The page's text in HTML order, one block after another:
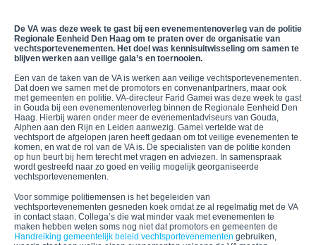
De VA was deze week te gast bij een evenementenoverleg van de politie
Regionale Eenheid Den Haag om te praten over de organisatie van
vechtsportevenementen. Het doel was kennisuitwisseling om samen te
blijven werken aan veilige gala’s en toernooien.
Een van de taken van de VA is werken aan veilige vechtsportevenementen.
Dat doen we samen met de promotors en convenantpartners, maar ook
met gemeenten en politie. VA-directeur Farid Gamei was deze week te gast
in Gouda bij een evenementenoverleg binnen de Regionale Eenheid Den
Haag. Hierbij waren onder meer de evenementadviseurs van Gouda,
Alphen aan den Rijn en Leiden aanwezig. Gamei vertelde wat de
vechtsport de afgelopen jaren heeft gedaan om tot veilige evenementen te
komen, en wat de rol van de VA is. De specialisten van de politie konden
op hun beurt bij hem terecht met vragen en adviezen. In samenspraak
wordt gestreefd naar zo goed en veilig mogelijk georganiseerde
vechtsportevenementen.
Voor sommige politiemensen is het begeleiden van
vechtsportevenementen gesneden koek omdat ze al regelmatig met de VA
in contact staan. Collega’s die wat minder vaak met evenementen te
maken hebben weten soms nog niet dat promotors en gemeenten de
Handreiking gemeentelijk beleid vechtsportevenementen gebruiken,